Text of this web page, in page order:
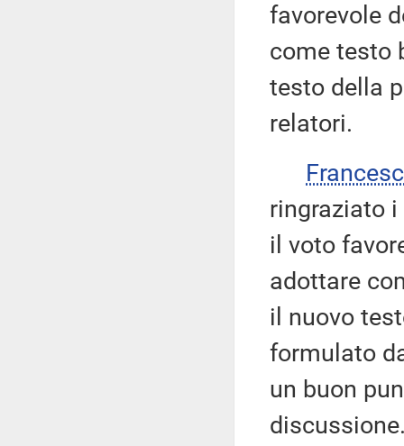
favorevole
come testo
testo della
relatori.
ringraziato
il voto
adottare
il nuovo
formulato
un buon